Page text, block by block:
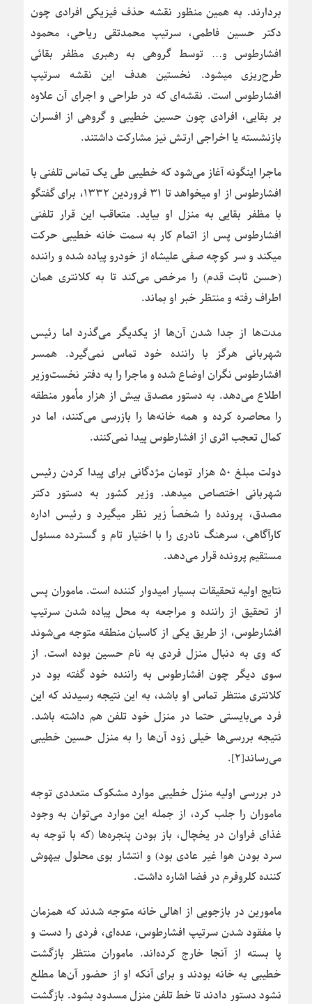
بردارند. به همین منظور نقشه حذف فیزیکی افرادی چون
دکتر حسین فاطمی، سرتیپ محمدتقی ریاحی، محمود
افشارطوس و… توسط گروهی به رهبری مظفر بقائی
طرح‌ریزی میشود. نخستین هدف این نقشه سرتیپ
افشارطوس است. نقشه‌ای که در طراحی و اجرای آن علاوه
بر بقایی، افرادی چون حسین خطیبی و گروهی از افسران
بازنشسته یا اخراجی ارتش نیز مشارکت داشتند.
ماجرا اینگونه آغاز می‌شود که خطیبی طی یک تماس تلفنی با
افشارطوس از او میخواهد تا ۳۱ فروردین ۱۳۳۲، برای گفتگو
با مظفر بقایی به منزل او بیاید. متعاقب این قرار تلفنی
افشارطوس پس از اتمام کار به سمت خانه خطیبی حرکت
میکند و سر کوچه صفی علیشاه از خودرو پیاده شده و راننده
(حسن ثابت قدم) را مرخص می‌کند تا به کلانتری همان
اطراف رفته و منتظر خبر او بماند.
مدت‌ها از جدا شدن آن‌ها از یکدیگر می‌گذرد اما رئیس
شهربانی هرگز با راننده خود تماس نمی‌گیرد. همسر
افشارطوس نگران اوضاع شده و ماجرا را به دفتر نخست‌وزیر
اطلاع می‌دهد. به دستور مصدق بیش از هزار مأمور منطقه
را محاصره کرده و همه خانه‌ها را بازرسی می‌کنند، اما در
کمال تعجب اثری از افشارطوس پیدا نمی‌کنند.
دولت مبلغ ۵۰ هزار تومان مژدگانی برای پیدا کردن رئیس
شهربانی اختصاص میدهد. وزیر کشور به دستور دکتر
مصدق، پرونده را شخصاً زیر نظر میگیرد و رئیس اداره
کارآگاهی، سرهنگ نادری را با اختیار تام و گسترده مسئول
مستقیم پرونده قرار می‌دهد.
نتایج اولیه تحقیقات بسیار امیدوار کننده است. ماموران پس
از تحقیق از راننده و مراجعه به محل پیاده شدن سرتیپ
افشارطوس، از طریق یکی از کاسبان منطقه متوجه می‌شوند
که وی به دنبال منزل فردی به نام حسین بوده است. از
سوی دیگر چون افشارطوس به راننده خود گفته بود در
کلانتری منتظر تماس او باشد، به این نتیجه رسیدند که این
فرد می‌بایستی حتما در منزل خود تلفن هم داشته باشد.
نتیجه بررسی‌ها خیلی زود آن‌ها را به منزل حسین خطیبی
می‌رساند[۲].
در بررسی اولیه منزل خطیبی موارد مشکوک متعددی توجه
ماموران را جلب کرد، از جمله این موارد می‌توان به وجود
غذای فراوان در یخچال، باز بودن پنجره‌ها (که با توجه به
سرد بودن هوا غیر عادی بود) و انتشار بوی محلول بیهوش
کننده کلروفرم در فضا اشاره داشت.
مامورین در بازجویی از اهالی خانه متوجه شدند که همزمان
با مفقود شدن سرتیپ افشارطوس، عده‌ای، فردی را دست و
پا بسته از آنجا خارج کرده‌اند. ماموران منتظر بازگشت
خطیبی به خانه بودند و برای آنکه او از حضور آن‌ها مطلع
نشود دستور دادند تا خط تلفن منزل مسدود بشود. بازگشت